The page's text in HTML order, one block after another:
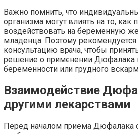
Важно помнить, что
организма могут влиять на то, как
воздействовать на беременную
младенца. Поэтому рекомендуется
консультацию врача, чтобы
решение о применении Дюфалака
беременности или грудного
Взаимодействие
другими лекарствами
Перед началом приема Дюфалака